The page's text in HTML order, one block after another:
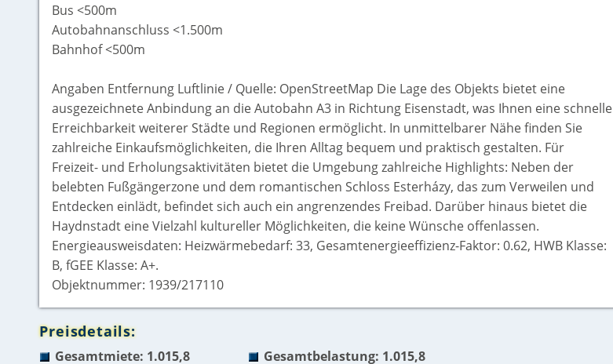
Bus <500m
Autobahnanschluss <1.500m
Bahnhof <500m
Angaben Entfernung Luftlinie / Quelle: OpenStreetMap Die Lage des Objekts bietet eine
ausgezeichnete Anbindung an die Autobahn A3 in Richtung Eisenstadt, was Ihnen eine schnelle
Erreichbarkeit weiterer Städte und Regionen ermöglicht. In unmittelbarer Nähe finden Sie
zahlreiche Einkaufsmöglichkeiten, die Ihren Alltag bequem und praktisch gestalten. Für
Freizeit- und Erholungsaktivitäten bietet die Umgebung zahlreiche Highlights: Neben der
belebten Fußgängerzone und dem romantischen Schloss Esterházy, das zum Verweilen und
Entdecken einlädt, befindet sich auch ein angrenzendes Freibad. Darüber hinaus bietet die
Haydnstadt eine Vielzahl kultureller Möglichkeiten, die keine Wünsche offenlassen.
Energieausweisdaten: Heizwärmebedarf: 33, Gesamtenergieeffizienz-Faktor: 0.62, HWB Klasse:
B, fGEE Klasse: A+.
Objektnummer: 1939/217110
Preisdetails:
Gesamtmiete: 1.015,8 Gesamtbelastung: 1.015,8